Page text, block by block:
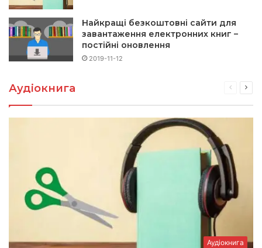
Найкращі безкоштовні сайти для
завантаження електронних книг –
постійні оновлення
2019-11-12
Аудіокнига
Аудіокнига